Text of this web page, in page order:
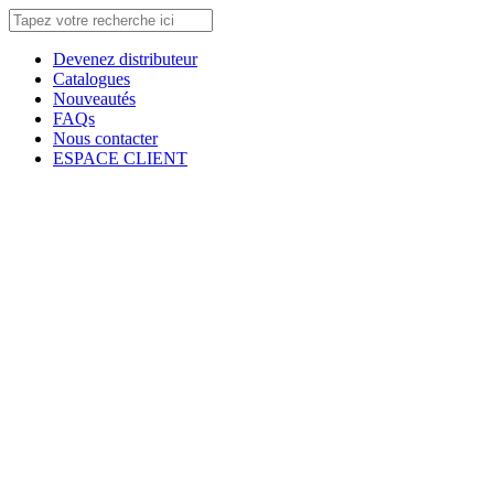
Devenez distributeur
Catalogues
Nouveautés
FAQs
Nous contacter
ESPACE CLIENT